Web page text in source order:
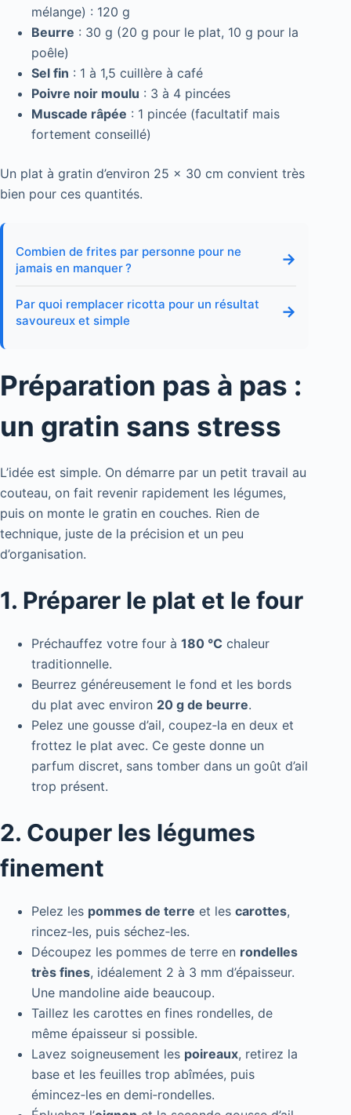
mélange) : 120 g
Beurre : 30 g (20 g pour le plat, 10 g pour la
poêle)
Sel fin : 1 à 1,5 cuillère à café
Poivre noir moulu : 3 à 4 pincées
Muscade râpée : 1 pincée (facultatif mais
fortement conseillé)
Un plat à gratin d’environ 25 × 30 cm convient très
bien pour ces quantités.
Combien de frites par personne pour ne
jamais en manquer ?
→
Par quoi remplacer ricotta pour un résultat
savoureux et simple
→
Préparation pas à pas :
un gratin sans stress
L’idée est simple. On démarre par un petit travail au
couteau, on fait revenir rapidement les légumes,
puis on monte le gratin en couches. Rien de
technique, juste de la précision et un peu
d’organisation.
1. Préparer le plat et le four
Préchauffez votre four à 180 °C chaleur
traditionnelle.
Beurrez généreusement le fond et les bords
du plat avec environ 20 g de beurre.
Pelez une gousse d’ail, coupez‑la en deux et
frottez le plat avec. Ce geste donne un
parfum discret, sans tomber dans un goût d’ail
trop présent.
2. Couper les légumes
finement
Pelez les pommes de terre et les carottes,
rincez‑les, puis séchez‑les.
Découpez les pommes de terre en rondelles
très fines, idéalement 2 à 3 mm d’épaisseur.
Une mandoline aide beaucoup.
Taillez les carottes en fines rondelles, de
même épaisseur si possible.
Lavez soigneusement les poireaux, retirez la
base et les feuilles trop abîmées, puis
émincez‑les en demi‑rondelles.